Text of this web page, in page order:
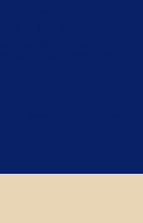
overflade der har sit helt
og bolig accessories. Vi
småmøbler fra
eller urtepotter der
miljøvenlig
kalkmalinger fra 1400-